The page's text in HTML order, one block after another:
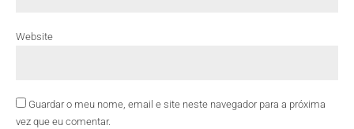
Website
Guardar o meu nome, email e site neste navegador para a próxima
vez que eu comentar.